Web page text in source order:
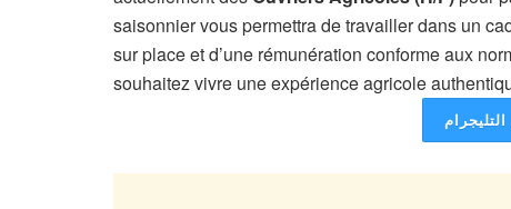
saisonnier vous permettra de travailler dans un
sur place et d’une rémunération conforme aux
souhaitez vivre une expérience agricole